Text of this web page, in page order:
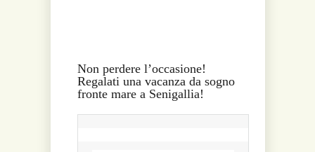
Non perdere l’occasione!
Regalati una vacanza da sogno
fronte mare a Senigallia!